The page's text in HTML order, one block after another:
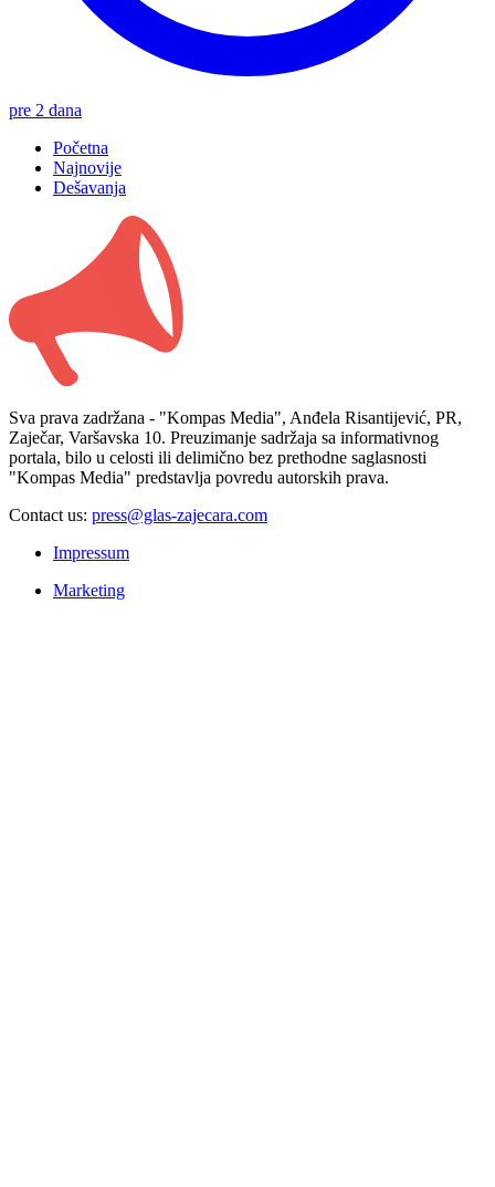
pre 2 dana
Početna
Najnovije
Dešavanja
Sva prava zadržana - "Kompas Media", Anđela Risantijević, PR,
Zaječar, Varšavska 10. Preuzimanje sadržaja sa informativnog
portala, bilo u celosti ili delimično bez prethodne saglasnosti
"Kompas Media" predstavlja povredu autorskih prava.
Contact us: press@glas-zajecara.com
Impressum
Marketing